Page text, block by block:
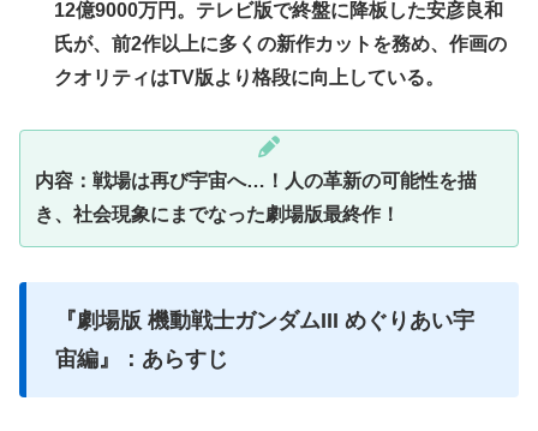
12億9000万円。テレビ版で終盤に降板した安彦良和
氏が、前2作以上に多くの新作カットを務め、作画の
クオリティはTV版より格段に向上している。
内容：戦場は再び宇宙へ…！人の革新の可能性を描
き、社会現象にまでなった劇場版最終作！
『劇場版 機動戦士ガンダムIII めぐりあい宇
宙編』：あらすじ